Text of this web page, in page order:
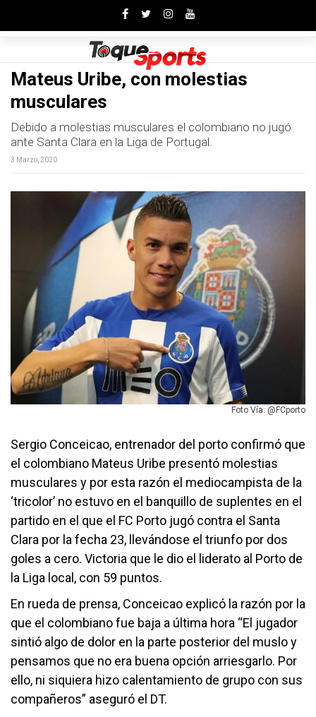
Mateus Uribe, con molestias
musculares
Debido a molestias musculares el colombiano no jugó
ante Santa Clara en la Liga de Portugal.
3 Marzo, 2020
Foto Vía: @FCporto
Sergio Conceicao, entrenador del porto confirmó que
el colombiano Mateus Uribe presentó molestias
musculares y por esta razón el mediocampista de la
‘tricolor’ no estuvo en el banquillo de suplentes en el
partido en el que el FC Porto jugó contra el Santa
Clara por la fecha 23, llevándose el triunfo por dos
goles a cero. Victoria que le dio el liderato al Porto de
la Liga local, con 59 puntos.
En rueda de prensa, Conceicao explicó la razón por la
que el colombiano fue baja a última hora “El jugador
sintió algo de dolor en la parte posterior del muslo y
pensamos que no era buena opción arriesgarlo. Por
ello, ni siquiera hizo calentamiento de grupo con sus
compañeros” aseguró el DT.